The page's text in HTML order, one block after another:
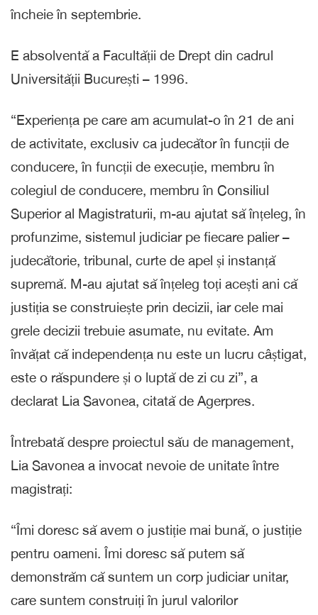
încheie în septembrie.
E absolventă a Facultății de Drept din cadrul
Universității București – 1996.
“Experiența pe care am acumulat-o în 21 de ani
de activitate, exclusiv ca judecător în funcții de
conducere, în funcții de execuție, membru în
colegiul de conducere, membru în Consiliul
Superior al Magistraturii, m-au ajutat să înțeleg, în
profunzime, sistemul judiciar pe fiecare palier –
judecătorie, tribunal, curte de apel și instanță
supremă. M-au ajutat să înțeleg toți acești ani că
justiția se construiește prin decizii, iar cele mai
grele decizii trebuie asumate, nu evitate. Am
învățat că independența nu este un lucru câștigat,
este o răspundere și o luptă de zi cu zi”, a
declarat Lia Savonea, citată de Agerpres.
Întrebată despre proiectul său de management,
Lia Savonea a invocat nevoie de unitate între
magistrați:
“Îmi doresc să avem o justiție mai bună, o justiție
pentru oameni. Îmi doresc să putem să
demonstrăm că suntem un corp judiciar unitar,
care suntem construiți în jurul valorilor